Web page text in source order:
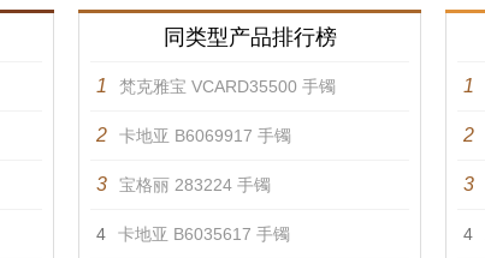
同类型产品排行榜
1 梵克雅宝 VCARD35500 手镯
2 卡地亚 B6069917 手镯
3 宝格丽 283224 手镯
4 卡地亚 B6035617 手镯
1
2
3
4